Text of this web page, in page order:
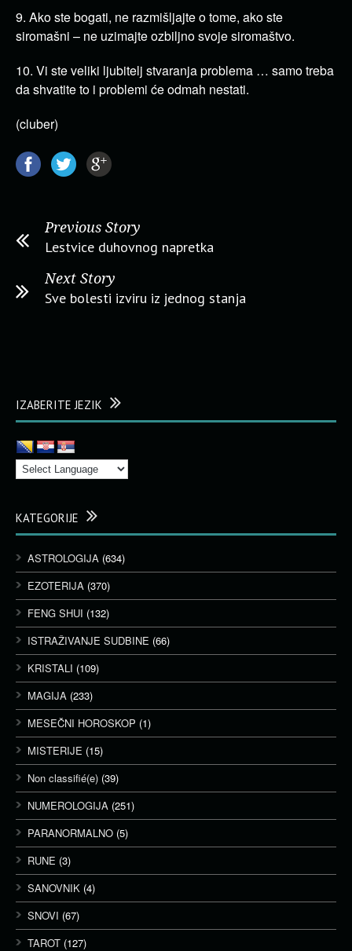
9. Ako ste bogati, ne razmišljajte o tome, ako ste
siromašni – ne uzimajte ozbiljno svoje siromaštvo.
10. Vi ste veliki ljubitelj stvaranja problema … samo treba
da shvatite to i problemi će odmah nestati.
(cluber)
Previous Story
Lestvice duhovnog napretka
Next Story
Sve bolesti izviru iz jednog stanja
IZABERITE JEZIK
KATEGORIJE
ASTROLOGIJA (634)
EZOTERIJA (370)
FENG SHUI (132)
ISTRAŽIVANJE SUDBINE (66)
KRISTALI (109)
MAGIJA (233)
MESEČNI HOROSKOP (1)
MISTERIJE (15)
Non classifié(e) (39)
NUMEROLOGIJA (251)
PARANORMALNO (5)
RUNE (3)
SANOVNIK (4)
SNOVI (67)
TAROT (127)